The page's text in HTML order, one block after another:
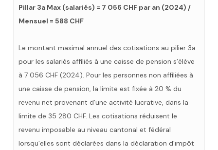
Pillar 3a Max (salariés) = 7 056 CHF par an (2024) /
Mensuel = 588 CHF
Le montant maximal annuel des cotisations au pilier 3a
pour les salariés affiliés à une caisse de pension s’élève
à 7 056 CHF (2024). Pour les personnes non affiliées à
une caisse de pension, la limite est fixée à 20 % du
revenu net provenant d’une activité lucrative, dans la
limite de 35 280 CHF. Les cotisations réduisent le
revenu imposable au niveau cantonal et fédéral
lorsqu’elles sont déclarées dans la déclaration d’impôt